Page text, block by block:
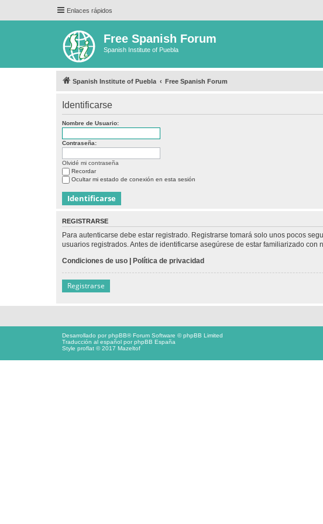
Enlaces rápidos
Free Spanish Forum
Spanish Institute of Puebla
Spanish Institute of Puebla Free Spanish Forum
Identificarse
Nombre de Usuario:
Contraseña:
Olvidé mi contraseña
Recordar
Ocultar mi estado de conexión en esta sesión
REGISTRARSE
Para autenticarse debe estar registrado. Registrarse tomará solo unos pocos
usuarios registrados. Antes de identificarse asegúrese de estar familiarizado
Condiciones de uso | Política de privacidad
Registrarse
Desarrollado porphpBB® Forum Software © phpBB Limited
Traducción al español porphpBB España
Style proflat © 2017 Mazeltof